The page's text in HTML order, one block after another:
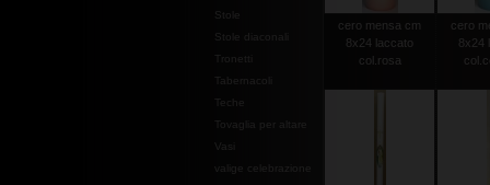
Stole
Stole diaconali
Tabernacoli
valige celebrazione
cero mensa cm
8x24 laccato
col.rosa
cero
8x24